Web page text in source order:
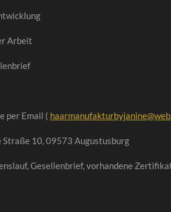
Arbeit
per Email (
Straße 10, 09573 Augustusburg
Gesellenbrief, vorhandene